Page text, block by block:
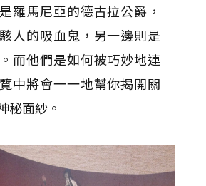
羅馬尼亞的德古拉公爵，
人的吸血鬼，另一邊則是
而他們是如何被巧妙地連
中將會一一地幫你揭開關
秘面紗。